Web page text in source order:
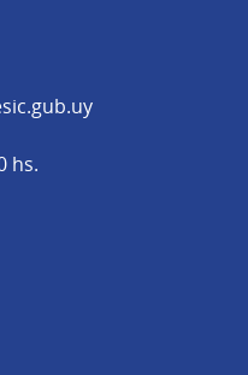
(Abrir en una
hs.
Digital en X
Digital en Facebook
Ciudadana Digital en